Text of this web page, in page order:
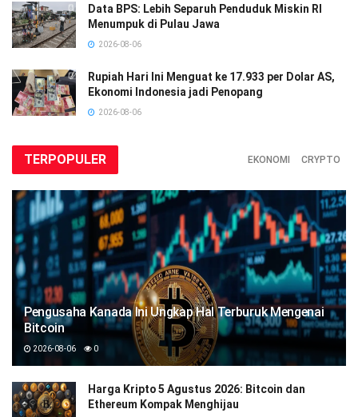
Data BPS: Lebih Separuh Penduduk Miskin RI
Menumpuk di Pulau Jawa
2026-08-06
Rupiah Hari Ini Menguat ke 17.933 per Dolar AS,
Ekonomi Indonesia jadi Penopang
2026-08-06
TERPOPULER EKONOMI CRYPTO
Pengusaha Kanada Ini Ungkap Hal Terburuk Mengenai
Bitcoin
2026-08-06 0
Harga Kripto 5 Agustus 2026: Bitcoin dan
Ethereum Kompak Menghijau